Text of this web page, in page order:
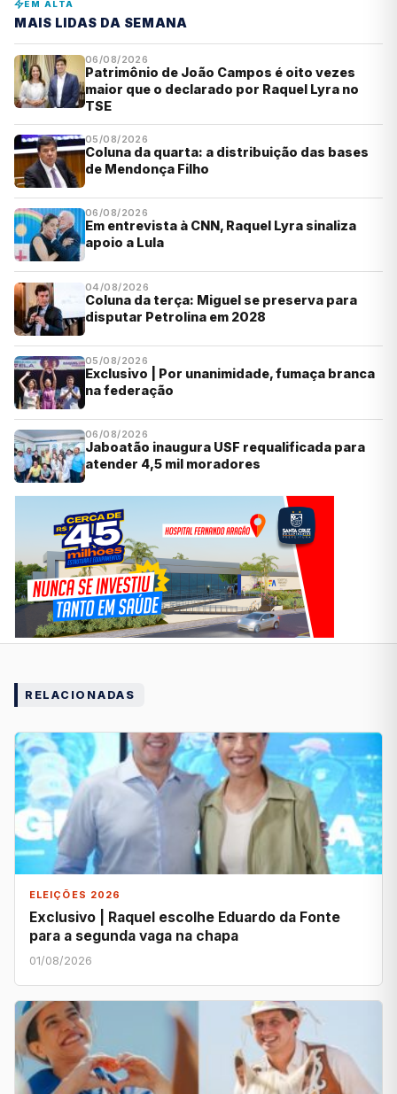
EM ALTA
MAIS LIDAS DA SEMANA
06/08/2026
Patrimônio de João Campos é oito vezes
maior que o declarado por Raquel Lyra no
TSE
05/08/2026
Coluna da quarta: a distribuição das bases
de Mendonça Filho
06/08/2026
Em entrevista à CNN, Raquel Lyra sinaliza
apoio a Lula
04/08/2026
Coluna da terça: Miguel se preserva para
disputar Petrolina em 2028
05/08/2026
Exclusivo | Por unanimidade, fumaça branca
na federação
06/08/2026
Jaboatão inaugura USF requalificada para
atender 4,5 mil moradores
RELACIONADAS
ELEIÇÕES 2026
Exclusivo | Raquel escolhe Eduardo da Fonte
para a segunda vaga na chapa
01/08/2026